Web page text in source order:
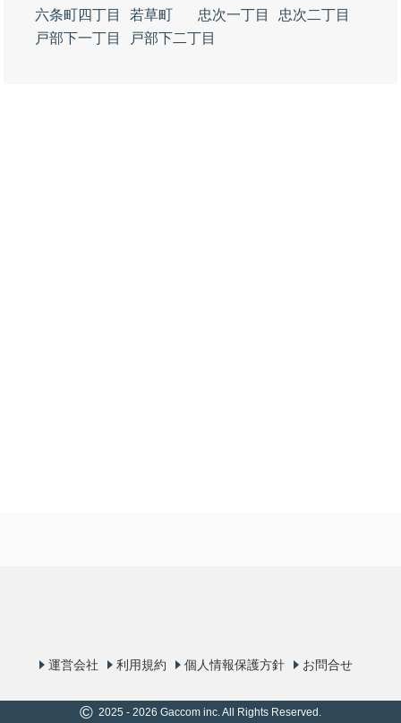
六条町四丁目
若草町 忠次一丁目
忠次二丁目
戸部下一丁目
戸部下二丁目
運営会社 利用規約 個人情報保護方針 お問合せ
© 2025 - 2026 Gaccom inc. All Rights Reserved.